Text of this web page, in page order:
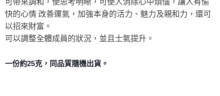
快的心情 改善運氣，加強本身的活力、魅力及親和力，還可
以招來財富。
可以調整全體成員的狀況，並且士氣提升。
一份約25克，同品質隨機出貨。